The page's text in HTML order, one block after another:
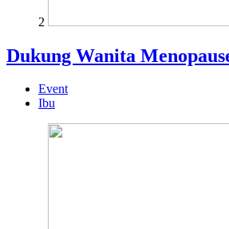
2
Dukung Wanita
Event
Ibu